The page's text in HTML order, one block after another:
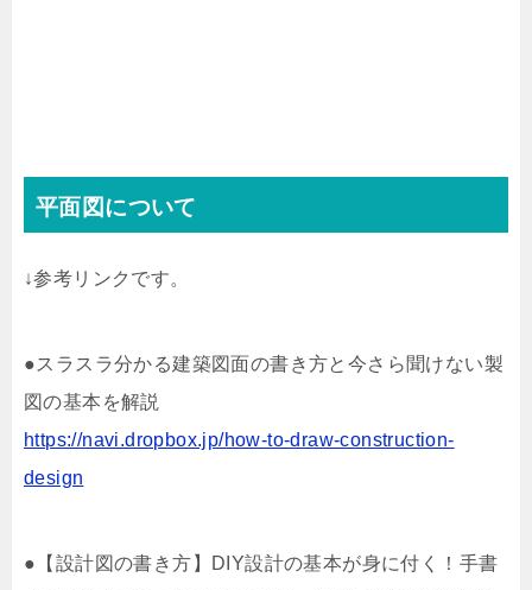
平面図について
↓参考リンクです。
●スラスラ分かる建築図面の書き方と今さら聞けない製
図の基本を解説
https://navi.dropbox.jp/how-to-draw-construction-
design
●【設計図の書き方】DIY設計の基本が身に付く！手書